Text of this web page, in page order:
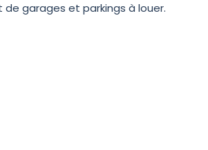
garages et parkings à louer.